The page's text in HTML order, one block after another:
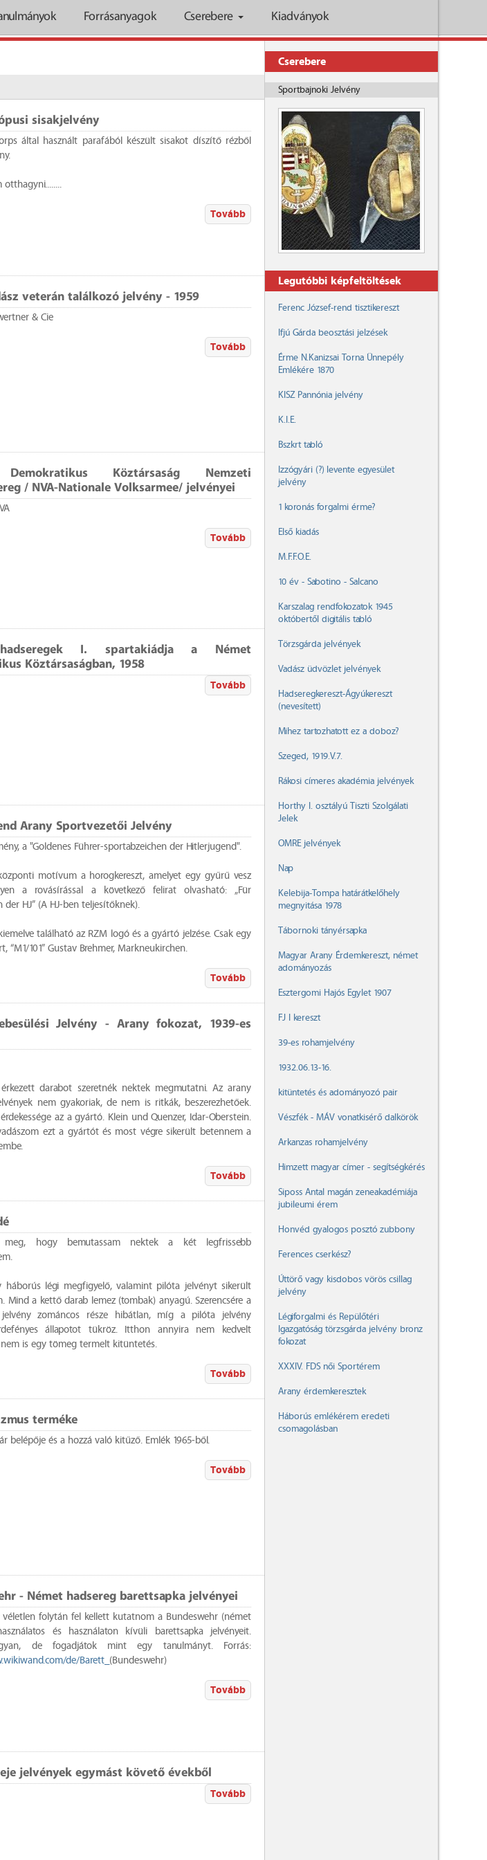
Forrásanyagok Cserebere Kiadványok
sisakjelvény
által használt parafából készült sisakot díszítő rézből
otthagyni........
Tovább
veterán találkozó jelvény - 1959
& Cie
Tovább
Köztársaság Nemzeti
/ NVA-Nationale Volksarmee/ jelvényei
Tovább
I. spartakiádja a Német
Köztársaságban, 1958
Tovább
Arany Sportvezetői Jelvény
a "Goldenes Führer-sportabzeichen der Hitlerjugend".
motívum a horogkereszt, amelyet egy gyűrű vesz
a rovásírással a következő felirat olvasható: „Für
der HJ” (A HJ-ben teljesítőknek).
található az RZM logó és a gyártó jelzése. Csak egy
“M1/101” Gustav Brehmer, Markneukirchen.
Tovább
Jelvény - Arany fokozat, 1939-es
darabot szeretnék nektek megmutatni. Az arany
nem gyakoriak, de nem is ritkák, beszerezhetőek.
az a gyártó. Klein und Quenzer, Idar-Oberstein.
ezt a gyártót és most végre sikerült betennem a
Tovább
meg, hogy bemutassam nektek a két legfrissebb
háborús légi megfigyelő, valamint pilóta jelvényt sikerült
Mind a kettő darab lemez (tombak) anyagú. Szerencsére a
jelvény zománcos része hibátlan, míg a pilóta jelvény
állapotot tükröz. Itthon annyira nem kedvelt
is egy tömeg termelt kitüntetés.
Tovább
terméke
belépője és a hozzá való kitűző. Emlék 1965-ből.
Tovább
- Német hadsereg barettsapka jelvényei
véletlen folytán fel kellett kutatnom a Bundeswehr (német
és használaton kívüli barettsapka jelvényeit.
de fogadjátok mint egy tanulmányt. Forrás:
de/Barett_ (Bundeswehr)
Tovább
jelvények egymást követő évekből
Tovább
Cserebere
Sportbajnoki Jelvény
Legutóbbi képfeltöltések
Ferenc József-rend tisztikereszt
Ifjú Gárda beosztási jelzések
Érme N.Kanizsai Torna Ünnepély
Emlékére 1870
KISZ Pannónia jelvény
K.I.E.
Bszkrt tabló
Izzógyári (?) levente egyesület
jelvény
1 koronás forgalmi érme?
Első kiadás
M.F.F.O.E.
10 év - Sabotino - Salcano
Karszalag rendfokozatok 1945
októbertől digitális tabló
Törzsgárda jelvények
Vadász üdvözlet jelvények
Hadseregkereszt-Ágyúkereszt
(nevesített)
Mihez tartozhatott ez a doboz?
Szeged, 1919.V.7.
Rákosi címeres akadémia jelvények
Horthy I. osztályú Tiszti Szolgálati
Jelek
OMRE jelvények
Nap
Kelebija-Tompa határátkelőhely
megnyitása 1978
Tábornoki tányérsapka
Magyar Arany Érdemkereszt, német
adományozás
Esztergomi Hajós Egylet 1907
FJ I kereszt
39-es rohamjelvény
1932.06.13-16.
kitüntetés és adományozó pair
Vészfék - MÁV vonatkisérő dalkörök
Arkanzas rohamjelvény
Himzett magyar címer - segítségkérés
Siposs Antal magán zeneakadémiája
jubileumi érem
Honvéd gyalogos posztó zubbony
Ferences cserkész?
Úttörő vagy kisdobos vörös csillag
jelvény
Légiforgalmi és Repülőtéri
Igazgatóság törzsgárda jelvény bronz
fokozat
XXXIV. FDS női Sportérem
Arany érdemkeresztek
Háborús emlékérem eredeti
csomagolásban